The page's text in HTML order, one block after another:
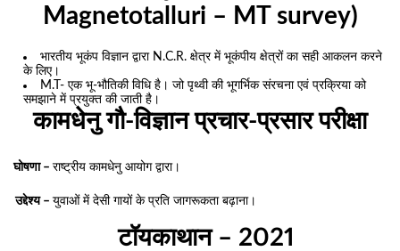
Magnetotalluri – MT survey)
भारतीय भूकंप विज्ञान द्वारा N.C.R. क्षेत्र में भूकंपीय क्षेत्रों का सही आकलन करने
के लिए।
M.T- एक भू-भौतिकी विधि है। जो पृथ्वी की भूगर्भिक संरचना एवं प्रक्रिया को
समझाने में प्रयुक्त की जाती है।
कामधेनु गौ-विज्ञान प्रचार-प्रसार परीक्षा
घोषणा – राष्ट्रीय कामधेनु आयोग द्वारा।
उद्देश्य – युवाओं में देसी गायों के प्रति जागरूकता बढ़ाना।
टॉयकाथान – 2021